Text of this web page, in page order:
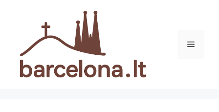
Meniu